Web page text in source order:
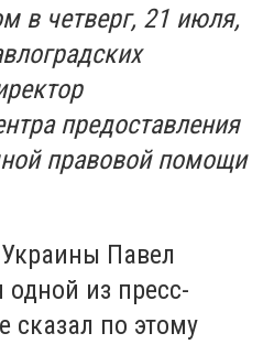
в четверг, 21 июля,
предоставления
правовой помощи
Павел
из пресс-
сказал по этому